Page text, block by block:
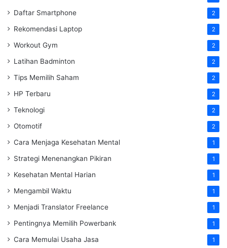
Daftar Smartphone 2
Rekomendasi Laptop 2
Workout Gym 2
Latihan Badminton 2
Tips Memilih Saham 2
HP Terbaru 2
Teknologi 2
Otomotif 2
Cara Menjaga Kesehatan Mental 1
Strategi Menenangkan Pikiran 1
Kesehatan Mental Harian 1
Mengambil Waktu 1
Menjadi Translator Freelance 1
Pentingnya Memilih Powerbank 1
Cara Memulai Usaha Jasa 1